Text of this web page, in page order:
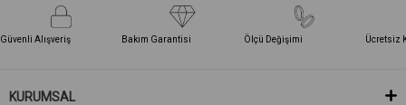
Güvenli Alışveriş Bakım Garantisi Ölçü Değişimi Ücretsiz
KURUMSAL